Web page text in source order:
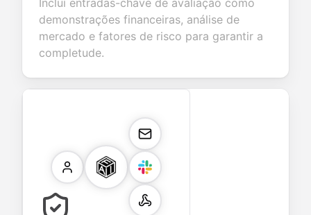
Inclui entradas-chave de avaliação como
demonstrações financeiras, análise de
mercado e fatores de risco para garantir a
completude.